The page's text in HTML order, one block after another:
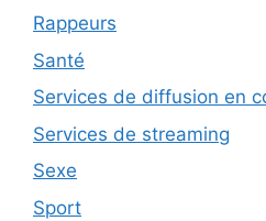
Rappeurs
Santé
Services de diffusion en
Services de streaming
Sexe
Sport